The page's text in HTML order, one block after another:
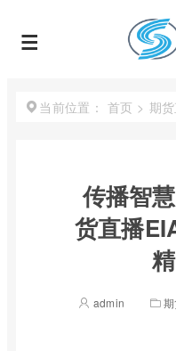
当前位置： 首页 > 期
传播智
货直播
admin